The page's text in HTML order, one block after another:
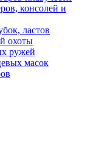
консолей и
ластов
охоты
ружей
масок